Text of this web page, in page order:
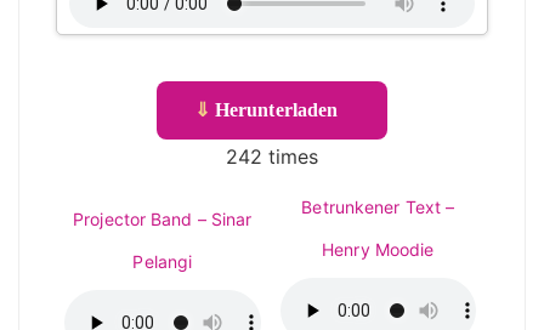
⇓ Herunterladen
242 times
Projector Band – Sinar
Pelangi
Betrunkener Text –
Henry Moodie